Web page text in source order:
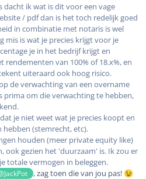
ik wat is dit voor een vage
/ pdf dan is het toch redelijk goed
in combinatie met notaris is wel
mis is wat je precies krijgt voor je
je in het bedrijf krijgt en
rendementen van 100% of 18.x%, en
uiteraard ook hoog risico.
de verwachting van een overname
prima om die verwachting te hebben,
je niet weet wat je precies koopt en
(stemrecht, etc).
houden (meer private equity like)
ook gezien het 'duurzaam' is. Ik zou er
totale vermogen in beleggen.
, zag toen die van jou pas! 😉